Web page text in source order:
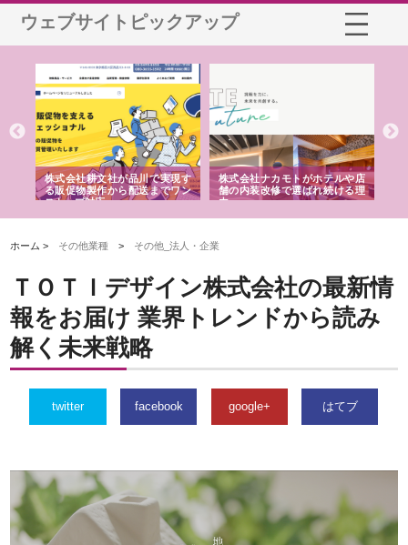
ウェブサイトピックアップ
株式会社耕文社が品川で実現す
る販促物製作から配送までワン
ストップ対応
株式会社ナカモトがホテルや店
舗の内装改修で選ばれ続ける理
由
ホーム > その他業種 > その他_法人・企業
ＴＯＴＩデザイン株式会社の最新情
報をお届け 業界トレンドから読み
解く未来戦略
twitter facebook google+ はてブ